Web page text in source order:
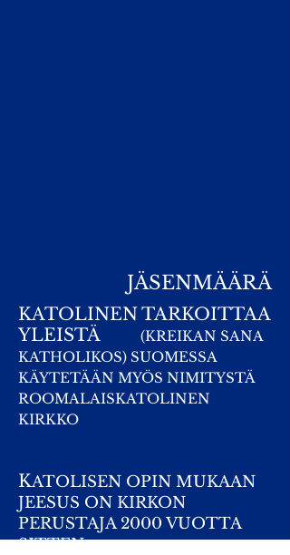
JÄSENMÄÄRÄ
KATOLINEN TARKOITTAA
YLEISTÄ
(KREIKAN SANA
KATHOLIKOS) SUOMESSA
KÄYTETÄÄN MYÖS NIMITYSTÄ
ROOMALAISKATOLINEN
KIRKKO
KATOLISEN OPIN MUKAAN
JEESUS ON KIRKON
PERUSTAJA 2000 VUOTTA
SITTEN